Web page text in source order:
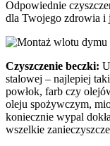
Odpowiednie
dla Twojego zdrowia i
Czyszczenie beczki:
stalowej – najlepiej
powłok, farb czy
oleju spożywczym,
koniecznie wypal
wszelkie